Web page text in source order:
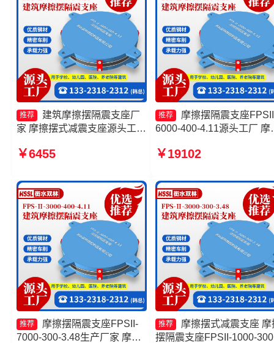
推荐
建筑摩擦摆隔震支座厂
家 摩擦摆式减震支座源头工厂
350-3.81厂家 摩擦摆支座
￥6455
推荐
摩擦摆隔震支座
6000-400-4.11源头工厂 摩
4.11 摩擦摆隔震支座FPSII-
摩擦摆支座源头工厂
￥19102
推荐
摩擦摆隔震支座FPSII-
7000-300-3.48生产厂家 摩擦
推荐
摩擦摆式减震支座 摩
摆隔震支座FPSII-1000-